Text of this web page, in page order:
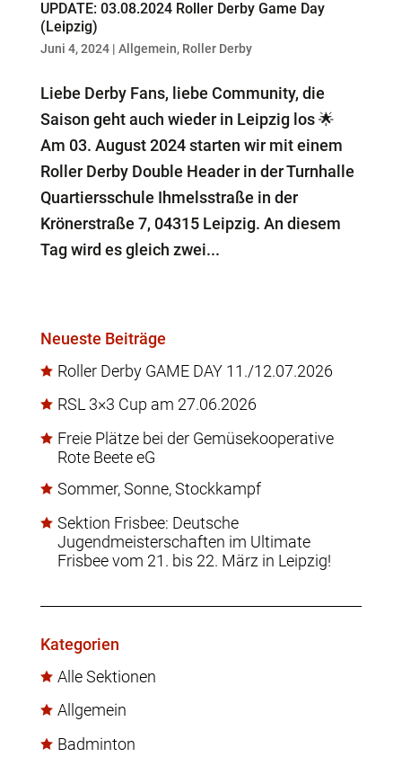
UPDATE: 03.08.2024 Roller Derby Game Day
(Leipzig)
Juni 4, 2024| Allgemein, Roller Derby
Liebe Derby Fans, liebe Community, die
Saison geht auch wieder in Leipzig los 🌟
Am 03. August 2024 starten wir mit einem
Roller Derby Double Header in der Turnhalle
Quartiersschule Ihmelsstraße in der
Krönerstraße 7, 04315 Leipzig. An diesem
Tag wird es gleich zwei...
Neueste Beiträge
Roller Derby GAME DAY 11./12.07.2026
RSL 3×3 Cup am 27.06.2026
Freie Plätze bei der Gemüsekooperative
Rote Beete eG
Sommer, Sonne, Stockkampf
Sektion Frisbee: Deutsche
Jugendmeisterschaften im Ultimate
Frisbee vom 21. bis 22. März in Leipzig!
Kategorien
Alle Sektionen
Allgemein
Badminton